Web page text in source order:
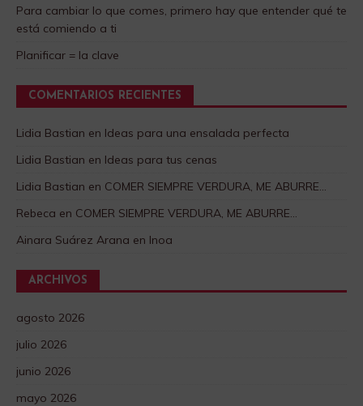
Para cambiar lo que comes, primero hay que entender qué te
está comiendo a ti
Planificar = la clave
COMENTARIOS RECIENTES
Lidia Bastian en Ideas para una ensalada perfecta
Lidia Bastian en Ideas para tus cenas
Lidia Bastian en COMER SIEMPRE VERDURA, ME ABURRE…
Rebeca en COMER SIEMPRE VERDURA, ME ABURRE…
Ainara Suárez Arana en Inoa
ARCHIVOS
agosto 2026
julio 2026
junio 2026
mayo 2026